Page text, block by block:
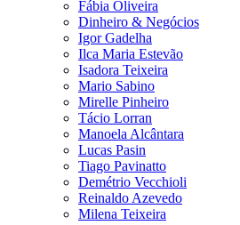
Fábia Oliveira
Dinheiro & Negócios
Igor Gadelha
Ilca Maria Estevão
Isadora Teixeira
Mario Sabino
Mirelle Pinheiro
Tácio Lorran
Manoela Alcântara
Lucas Pasin
Tiago Pavinatto
Demétrio Vecchioli
Reinaldo Azevedo
Milena Teixeira